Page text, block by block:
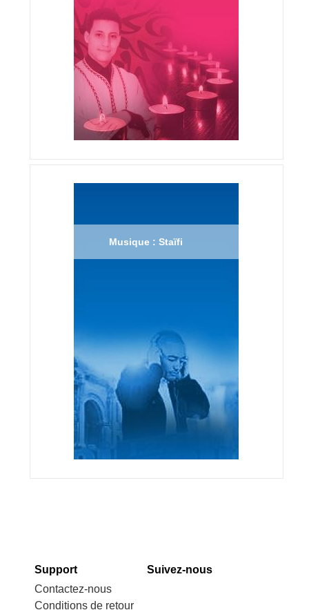
Musique : Staïfi
Support
Contactez-nous
Conditions de retour
Suivez-nous